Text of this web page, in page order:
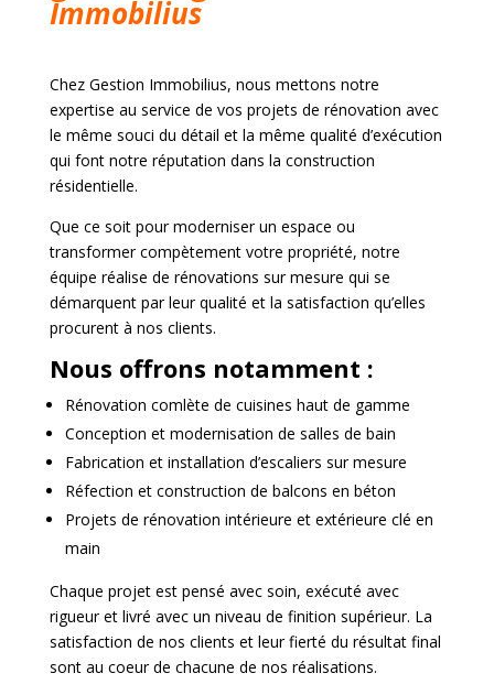
Immobilius
Chez Gestion Immobilius, nous mettons notre
expertise au service de vos projets de rénovation avec
le même souci du détail et la même qualité d’exécution
qui font notre réputation dans la construction
résidentielle.
Que ce soit pour moderniser un espace ou
transformer compètement votre propriété, notre
équipe réalise de rénovations sur mesure qui se
démarquent par leur qualité et la satisfaction qu’elles
procurent à nos clients.
Nous offrons notamment :
Rénovation comlète de cuisines haut de gamme
Conception et modernisation de salles de bain
Fabrication et installation d’escaliers sur mesure
Réfection et construction de balcons en béton
Projets de rénovation intérieure et extérieure clé en
main
Chaque projet est pensé avec soin, exécuté avec
rigueur et livré avec un niveau de finition supérieur. La
satisfaction de nos clients et leur fierté du résultat final
sont au coeur de chacune de nos réalisations.